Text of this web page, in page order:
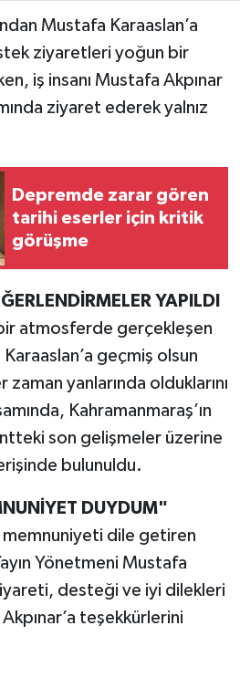
Mustafa Karaaslan’a
ziyaretleri yoğun bir
iş insanı Mustafa Akpınar
ziyaret ederek yalnız
Depremde zarar gören
tarihi eserler için kritik
görüşme
YAPILDI
atmosferde gerçekleşen
geçmiş olsun
yanlarında olduklarını
Kahramanmaraş’ın
son gelişmeler üzerine
bulunuldu.
DUYDUM"
dile getiren
Yönetmeni Mustafa
desteği ve iyi dilekleri
teşekkürlerini